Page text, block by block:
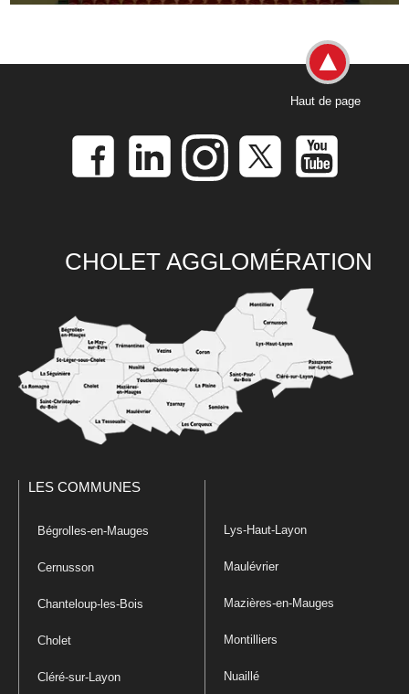
Haut de page
CHOLET AGGLOMÉRATION
LES COMMUNES
Bégrolles-en-Mauges
Cernusson
Chanteloup-les-Bois
Cholet
Cléré-sur-Layon
Lys-Haut-Layon
Maulévrier
Mazières-en-Mauges
Montilliers
Nuaillé